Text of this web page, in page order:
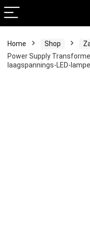
Home Shop
Power Supply
laagspannings-LED-